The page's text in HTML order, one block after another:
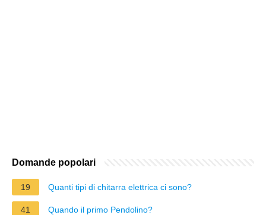
Domande popolari
19 Quanti tipi di chitarra elettrica ci sono?
41 Quando il primo Pendolino?